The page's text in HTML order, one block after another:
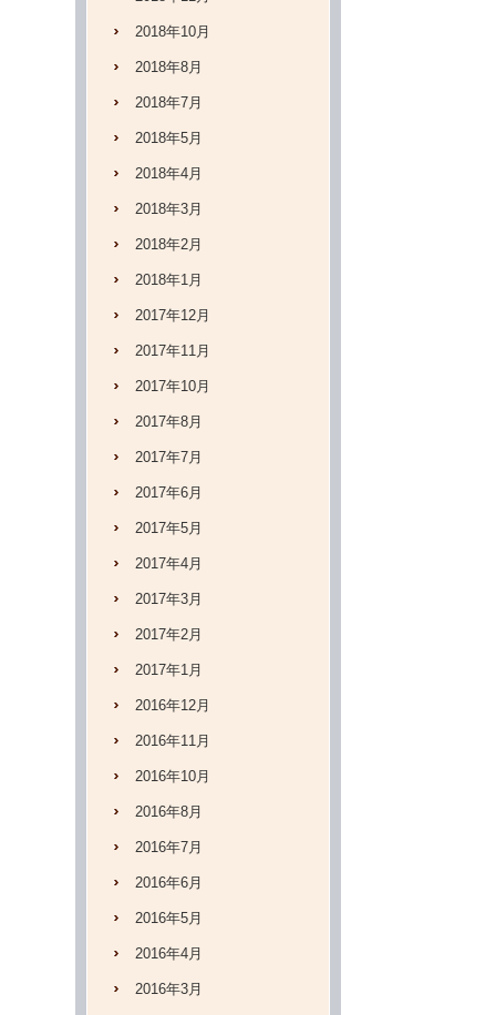
2018年10月
2018年8月
2018年7月
2018年5月
2018年4月
2018年3月
2018年2月
2018年1月
2017年12月
2017年11月
2017年10月
2017年8月
2017年7月
2017年6月
2017年5月
2017年4月
2017年3月
2017年2月
2017年1月
2016年12月
2016年11月
2016年10月
2016年8月
2016年7月
2016年6月
2016年5月
2016年4月
2016年3月